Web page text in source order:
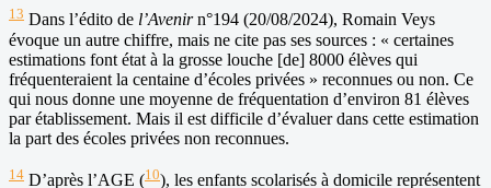
13 Dans l’édito de l’Avenirn°194 (20/08/2024), Romain Veys
évoque un autre chiffre, mais ne cite pas ses sources : « certaines
estimations font état à la grosse louche [de] 8000 élèves qui
fréquenteraient la centaine d’écoles privées » reconnues ou non. Ce
qui nous donne une moyenne de fréquentation d’environ 81 élèves
par établissement. Mais il est difficile d’évaluer dans cette estimation
la part des écoles privées non reconnues.
14 D’après l’AGE (10), les enfants scolarisés à domicile représentent